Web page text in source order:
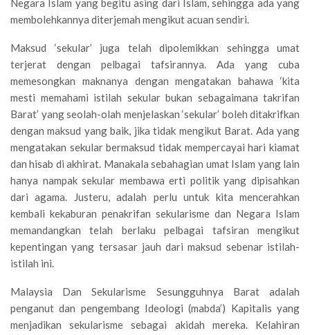
Negara Islam yang begitu asing dari Islam, sehingga ada yang
membolehkannya diterjemah mengikut acuan sendiri.
Maksud ‘sekular’ juga telah dipolemikkan sehingga umat
terjerat dengan pelbagai tafsirannya. Ada yang cuba
memesongkan maknanya dengan mengatakan bahawa ‘kita
mesti memahami istilah sekular bukan sebagaimana takrifan
Barat’ yang seolah-olah menjelaskan ‘sekular’ boleh ditakrifkan
dengan maksud yang baik, jika tidak mengikut Barat. Ada yang
mengatakan sekular bermaksud tidak mempercayai hari kiamat
dan hisab di akhirat. Manakala sebahagian umat Islam yang lain
hanya nampak sekular membawa erti politik yang dipisahkan
dari agama. Justeru, adalah perlu untuk kita mencerahkan
kembali kekaburan penakrifan sekularisme dan Negara Islam
memandangkan telah berlaku pelbagai tafsiran mengikut
kepentingan yang tersasar jauh dari maksud sebenar istilah-
istilah ini.
Malaysia Dan Sekularisme Sesungguhnya Barat adalah
penganut dan pengembang Ideologi (mabda’) Kapitalis yang
menjadikan sekularisme sebagai akidah mereka. Kelahiran